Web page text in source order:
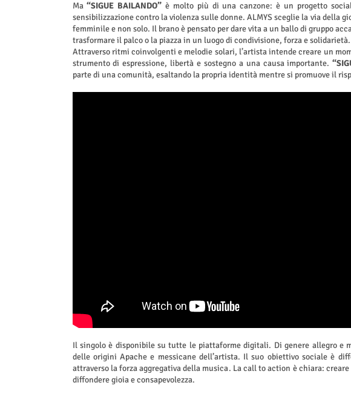
Ma“SIGUE BAILANDO” è molto più di una canzone: è un progetto
sensibilizzazione contro la violenza sulle donne. ALMYS sceglie la via della
femminile e non solo. Il brano è pensato per dare vita a un ballo di gruppo
trasformare il palco o la piazza in un luogo di condivisione, forza e solidarietà.
Attraverso ritmi coinvolgenti e melodie solari, l’artista intende creare un
strumento di espressione, libertà e sostegno a una causa importante.
parte di una comunità, esaltando la propria identità mentre si promuove il
Il singolo è disponibile su tutte le piattaforme digitali. Di genere allegro e
delle origini Apache e messicane dell’artista. Il suo obiettivo sociale è
attraverso la forza aggregativa della musica. La call to action è chiara:
diffondere gioia e consapevolezza.